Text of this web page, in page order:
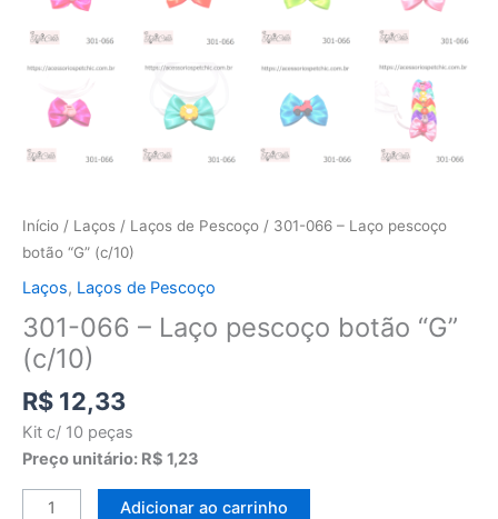
Início / Laços / Laços de Pescoço / 301-066 – Laço pescoço
botão “G” (c/10)
Laços, Laços de Pescoço
301-066 – Laço pescoço botão “G”
(c/10)
R$ 12,33
Kit c/ 10 peças
Preço unitário: R$ 1,23
Adicionar ao carrinho